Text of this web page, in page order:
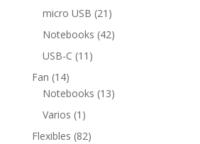
productos
micro USB 21 21
productos
Notebooks 4242
USB-C 11 11
Fan 1414
productos
Notebooks 1313
Varios 1 1
producto
Flexibles 8282